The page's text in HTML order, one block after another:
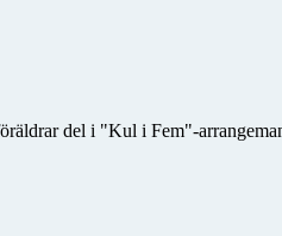
del i "Kul i Fem"-